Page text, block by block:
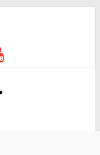
করণীয় কি?